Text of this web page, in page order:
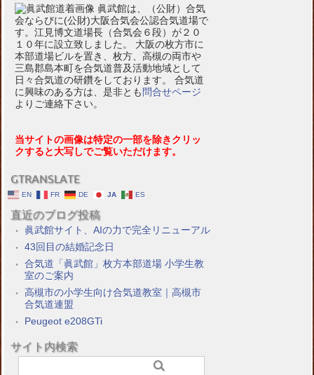
眞武館は、（公財）合気
会ならびに(公財)大阪合気会公認合気道場で
す。江見博文道場長（合気会６段）が２０
１０年に設立致しました。 大阪の枚方市に
本部道場ビルを置き、枚方、高槻の両市や
三島郡島本町を合気道普及活動地域として
日々合気道の研鑽をしております。 合気道
に興味のある方は、是非とも 問合せページ
よりご連絡下さい。
当サイトの画像は特定の一部を除きクリッ
クすると大写しでご覧いただけます。
GTRANSLATE
EN FR DE JA ES
直近のブログ投稿
眞武館サイト、AIの力で完全リニューアル
43回目の結婚記念日
合気道「眞武館」枚方本部道場 小学生教
室のご案内
高槻市の小学生向け合気道教室｜高槻市
合気道連盟
Peugeot e208GTi
サイト内検索